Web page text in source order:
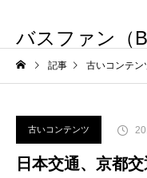
バスファン（
記事 古いコンテン
古いコンテンツ
日本交通、京都